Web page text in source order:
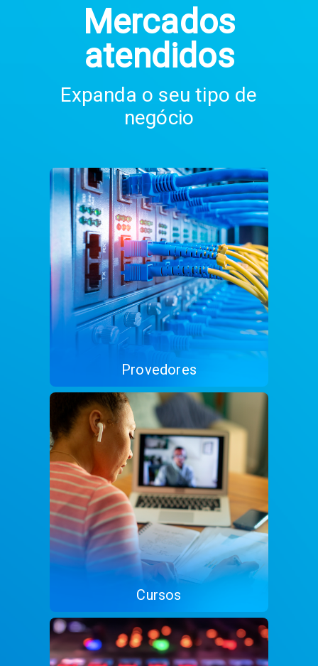
Mercados
atendidos
Expanda o seu tipo de
negócio
Provedores
Cursos